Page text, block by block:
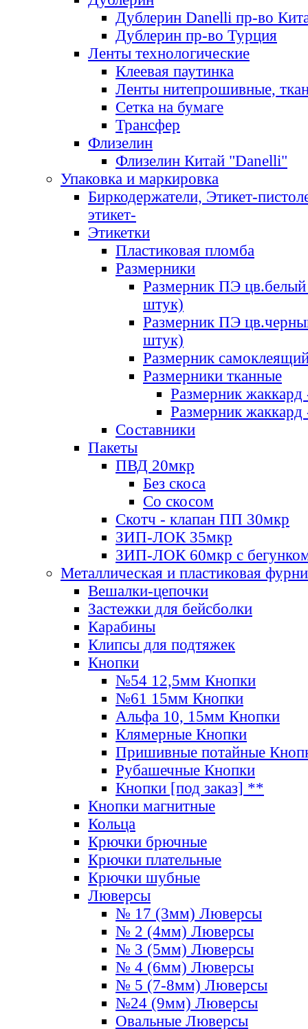
Дублерин Danelli пр-во
Дублерин пр-во Турция
Ленты технологические
Клеевая паутинка
Ленты нитепрошивные,
Сетка на бумаге
Трансфер
Флизелин
Флизелин Китай "Danelli"
Упаковка и маркировка
Биркодержатели, Этикет-
этикет-
Этикетки
Пластиковая пломба
Размерники
Размерник ПЭ цв.белый
штук)
Размерник ПЭ
штук)
Размерник
Размерники тканные
Размерник
Размерник
Составники
Пакеты
ПВД 20мкр
Без скоса
Со скосом
Скотч - клапан ПП 30мкр
ЗИП-ЛОК 35мкр
ЗИП-ЛОК 60мкр с
Металлическая и пластиковая
Вешалки-цепочки
Застежки для бейсболки
Карабины
Клипсы для подтяжек
Кнопки
№54 12,5мм Кнопки
№61 15мм Кнопки
Альфа 10, 15мм Кнопки
Клямерные Кнопки
Пришивные потайные
Рубашечные Кнопки
Кнопки [под заказ] **
Кнопки магнитные
Кольца
Крючки брючные
Крючки плательные
Крючки шубные
Люверсы
№ 17 (3мм) Люверсы
№ 2 (4мм) Люверсы
№ 3 (5мм) Люверсы
№ 4 (6мм) Люверсы
№ 5 (7-8мм) Люверсы
№24 (9мм) Люверсы
Овальные Люверсы